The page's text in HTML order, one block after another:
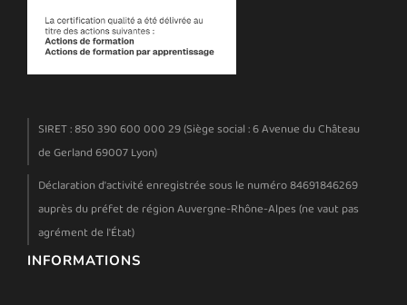
SIRET : 850 390 600 000 29 (Siège social : 6 Avenue du Château
de Gerland 69007 Lyon)
Déclaration d'activité enregistrée sous le numéro 84691846269
auprès du préfet de région Auvergne-Rhône-Alpes (ne vaut pas
agrément de l'État)
INFORMATIONS